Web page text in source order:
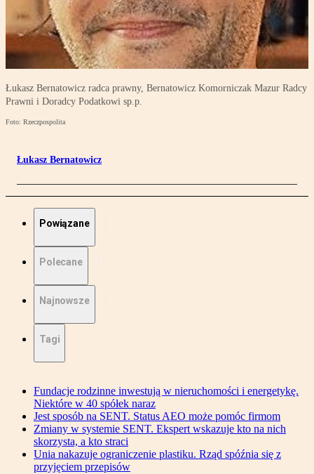
Łukasz Bernatowicz radca prawny, Bernatowicz Komorniczak Mazur Radcy
Prawni i Doradcy Podatkowi sp.p.
Foto: Rzeczpospolita
Łukasz Bernatowicz
Powiązane
Polecane
Najnowsze
Tagi
Fundacje rodzinne inwestują w nieruchomości i energetykę.
Niektóre w 40 spółek naraz
Jest sposób na SENT. Status AEO może pomóc firmom
Zmiany w systemie SENT. Ekspert wskazuje kto na nich
skorzysta, a kto straci
Unia nakazuje ograniczenie plastiku. Rząd spóźnia się z
przyjęciem przepisów